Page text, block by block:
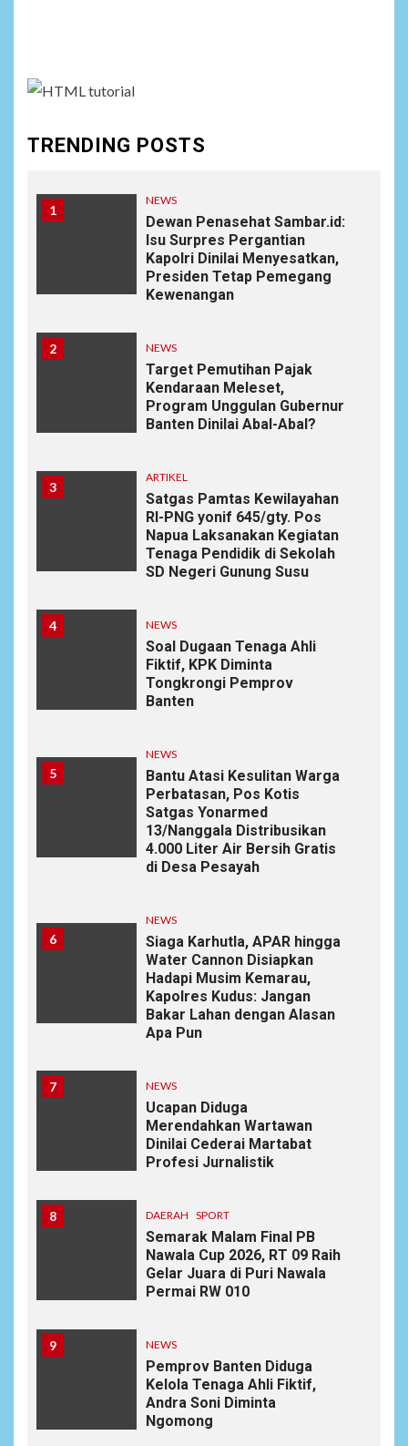
TRENDING POSTS
1
NEWS
Dewan Penasehat Sambar.id:
Isu Surpres Pergantian
Kapolri Dinilai Menyesatkan,
Presiden Tetap Pemegang
Kewenangan
2 NEWS
Target Pemutihan Pajak
Kendaraan Meleset,
Program Unggulan Gubernur
Banten Dinilai Abal-Abal?
3
ARTIKEL
Satgas Pamtas Kewilayahan
RI-PNG yonif 645/gty. Pos
Napua Laksanakan Kegiatan
Tenaga Pendidik di Sekolah
SD Negeri Gunung Susu
4 NEWS
Soal Dugaan Tenaga Ahli
Fiktif, KPK Diminta
Tongkrongi Pemprov
Banten
5
NEWS
Bantu Atasi Kesulitan Warga
Perbatasan, Pos Kotis
Satgas Yonarmed
13/Nanggala Distribusikan
4.000 Liter Air Bersih Gratis
di Desa Pesayah
6
NEWS
Siaga Karhutla, APAR hingga
Water Cannon Disiapkan
Hadapi Musim Kemarau,
Kapolres Kudus: Jangan
Bakar Lahan dengan Alasan
Apa Pun
7 NEWS
Ucapan Diduga
Merendahkan Wartawan
Dinilai Cederai Martabat
Profesi Jurnalistik
8 DAERAH SPORT
Semarak Malam Final PB
Nawala Cup 2026, RT 09 Raih
Gelar Juara di Puri Nawala
Permai RW 010
9 NEWS
Pemprov Banten Diduga
Kelola Tenaga Ahli Fiktif,
Andra Soni Diminta
Ngomong